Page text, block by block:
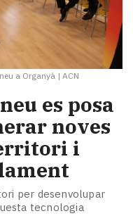
a Organyà | ACN
es posa
noves
i
per desenvolupar
tecnologia